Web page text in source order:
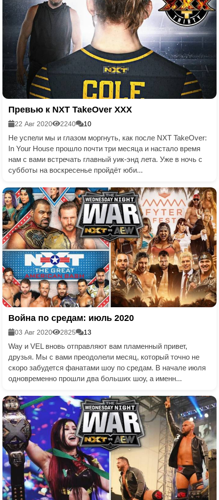
Превью к NXT TakeOver XXX
22 Авг 2020 2240 10
Не успели мы и глазом моргнуть, как после NXT TakeOver:
In Your House прошло почти три месяца и настало время
нам с вами встречать главный уик-энд лета. Уже в ночь с
субботы на воскресенье пройдёт юби...
Война по средам: июль 2020
03 Авг 2020 2825 13
Way и VEL вновь отправляют вам пламенный привет,
друзья. Мы с вами преодолели месяц, который точно не
скоро забудется фанатами шоу по средам. В начале июля
одновременно прошли два больших шоу, а именн...